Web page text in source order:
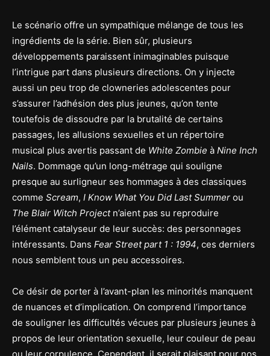
Le scénario offre un sympathique mélange de tous les
ingrédients de la série. Bien sûr, plusieurs
développements paraissent inimaginables puisque
l’intrigue part dans plusieurs directions. On y injecte
aussi un peu trop de clowneries adolescentes pour
s’assurer l’adhésion des plus jeunes, qu’on tente
toutefois de dissoudre par la brutalité de certains
passages, les allusions sexuelles et un répertoire
musical plus avertis passant de White Zombie à Nine Inch
Nails. Dommage qu’un long-métrage qui souligne
presque au surligneur ses hommages à des classiques
comme Scream, I Know What You Did Last Summer ou
The Blair Witch Projectn’aient pas su reproduire
l’élément catalyseur de leur succès: des personnages
intéressants. Dans Fear Street part 1 : 1994, ces derniers
nous semblent tous un peu accessoires.
Ce désir de porter à l’avant-plan les minorités manquent
de nuances et d’implication. On comprend l’importance
de souligner les difficultés vécues par plusieurs jeunes à
propos de leur orientation sexuelle, leur couleur de peau